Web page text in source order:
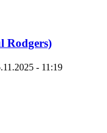
Rodgers)
- 11:19